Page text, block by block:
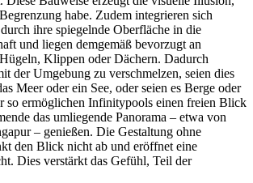
habe. Zudem integrieren sich
ihre spiegelnde Oberfläche in die
und liegen demgemäß bevorzugt an
Klippen oder Dächern. Dadurch
der Umgebung zu verschmelzen, seien dies
Meer oder ein See, oder seien es Berge oder
so ermöglichen Infinitypools einen freien Blick
das umliegende Panorama – etwa von
– genießen. Die Gestaltung ohne
den Blick nicht ab und eröffnet eine
Dies verstärkt das Gefühl, Teil der